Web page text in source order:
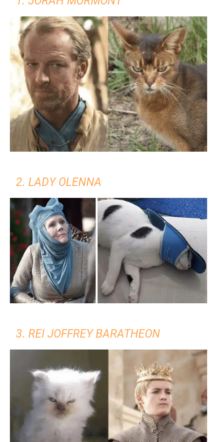
2. LADY OLENNA
3. REI JOFFREY BARATHEON